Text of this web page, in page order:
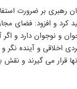
رهبری بر ضرورت
کرد و افزود: فضای
و نوجوان دارد و اگر
اخلاقی و آینده نگر
قرار می گیرند و نقش